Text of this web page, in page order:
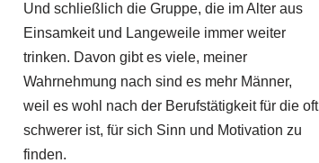
Und schließlich die Gruppe, die im Alter aus
Einsamkeit und Langeweile immer weiter
trinken. Davon gibt es viele, meiner
Wahrnehmung nach sind es mehr Männer,
weil es wohl nach der Berufstätigkeit für die oft
schwerer ist, für sich Sinn und Motivation zu
finden.